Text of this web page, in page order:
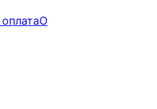
О